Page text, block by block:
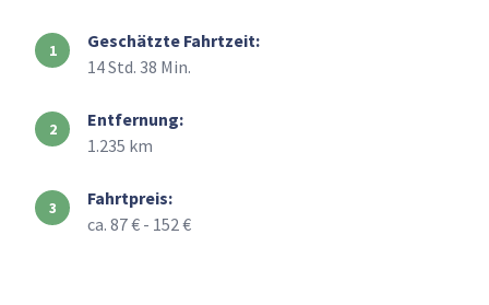
Geschätzte Fahrtzeit:
14 Std. 38 Min.
Entfernung:
1.235 km
Fahrtpreis:
ca. 87 € - 152 €